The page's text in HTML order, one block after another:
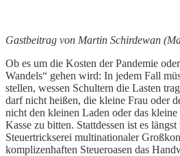
Gastbeitrag von Martin Schirdewan
Ob es um die Kosten der Pandemie
Wandels“ gehen wird: In jedem Fall
stellen, wessen Schultern die Lasten
darf nicht heißen, die kleine Frau oder
nicht den kleinen Laden oder das
Kasse zu bitten. Stattdessen ist es
Steuertrickserei multinationaler
komplizenhaften Steueroasen das